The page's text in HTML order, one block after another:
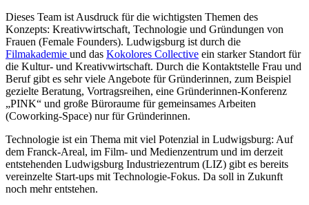
Dieses Team ist Ausdruck für die wichtigsten Themen des
Konzepts: Kreativwirtschaft, Technologie und Gründungen von
Frauen (Female Founders). Ludwigsburg ist durch die
Filmakademie und das Kokolores Collective ein starker Standort für
die Kultur- und Kreativwirtschaft. Durch die Kontaktstelle Frau und
Beruf gibt es sehr viele Angebote für Gründerinnen, zum Beispiel
gezielte Beratung, Vortragsreihen, eine Gründerinnen-Konferenz
„PINK“ und große Büroraume für gemeinsames Arbeiten
(Coworking-Space) nur für Gründerinnen.
Technologie ist ein Thema mit viel Potenzial in Ludwigsburg: Auf
dem Franck-Areal, im Film- und Medienzentrum und im derzeit
entstehenden Ludwigsburg Industriezentrum (LIZ) gibt es bereits
vereinzelte Start-ups mit Technologie-Fokus. Da soll in Zukunft
noch mehr entstehen.